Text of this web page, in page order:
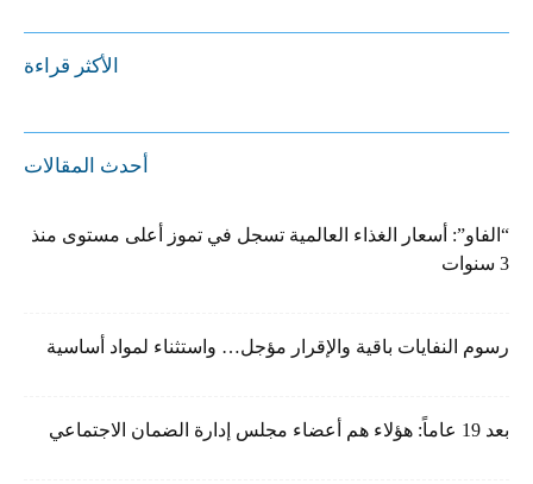
الأكثر قراءة
أحدث المقالات
“الفاو”: أسعار الغذاء العالمية تسجل في تموز أعلى مستوى منذ
3 سنوات
رسوم النفايات باقية والإقرار مؤجل… واستثناء لمواد أساسية
بعد 19 عاماً: هؤلاء هم أعضاء مجلس إدارة الضمان الاجتماعي